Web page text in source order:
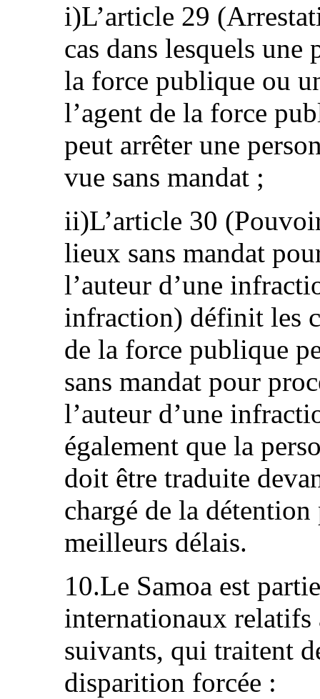
i)L’article 29
cas dans lesquels une
la force publique ou
l’agent de la force
peut arrêter une
vue sans mandat ;
ii)L’article 30
lieux sans mandat
l’auteur d’une
infraction) définit les
de la force publique
sans mandat pour
l’auteur d’une
également que la
doit être traduite
chargé de la
meilleurs délais.
10.Le Samoa est
internationaux relatifs
suivants, qui traitent
disparition forcée :